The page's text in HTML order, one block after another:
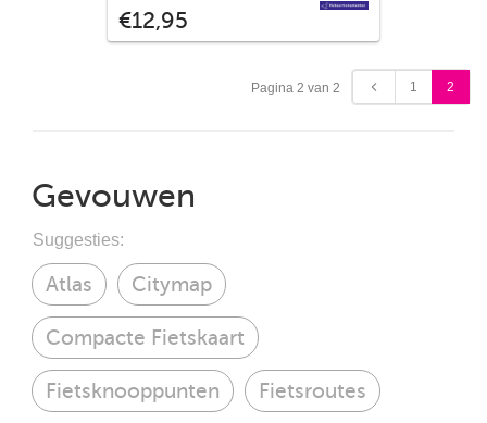
Slingerende paden voeren je langs stille
vennen, dichte bossen en open heide,
landschap dat uitnodigt om te genieten
€12,95 Natuurmonumenten
1 2
Pagina 2 van 2
Gevouwen
Suggesties:
Atlas Citymap
Compacte Fietskaart
Fietsknooppunten Fietsroutes